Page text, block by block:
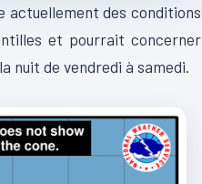
des conditions
et pourrait concerner
nuit de vendredi à samedi.